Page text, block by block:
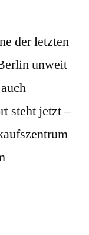
der letzten
unweit
steht jetzt –